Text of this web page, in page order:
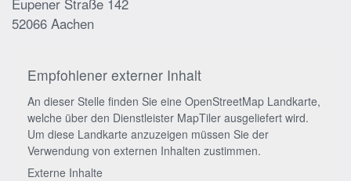
Eupener Straße 142
52066 Aachen
Empfohlener externer Inhalt
An dieser Stelle finden Sie eine OpenStreetMap Landkarte,
welche über den Dienstleister MapTiler ausgeliefert wird.
Um diese Landkarte anzuzeigen müssen Sie der
Verwendung von externen Inhalten zustimmen.
Externe Inhalte